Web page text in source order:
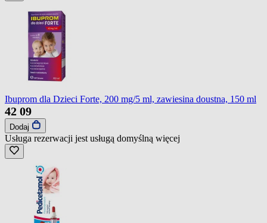
Ibuprom dla Dzieci Forte, 200 mg/5 ml, zawiesina doustna, 150 ml
42 09
Dodaj
Usługa rezerwacji jest usługą domyślną więcej